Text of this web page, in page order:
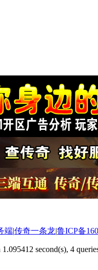
端|传奇一条龙|鲁ICP备
1.095412 second(s), 4